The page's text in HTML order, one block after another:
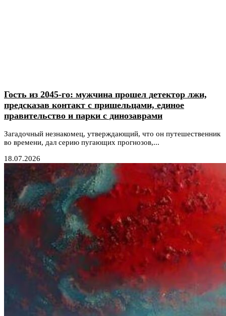
Гость из 2045-го: мужчина прошел детектор лжи,
предсказав контакт с пришельцами, единое
правительство и парки с динозаврами
Загадочный незнакомец, утверждающий, что он путешественник
во времени, дал серию пугающих прогнозов,...
18.07.2026